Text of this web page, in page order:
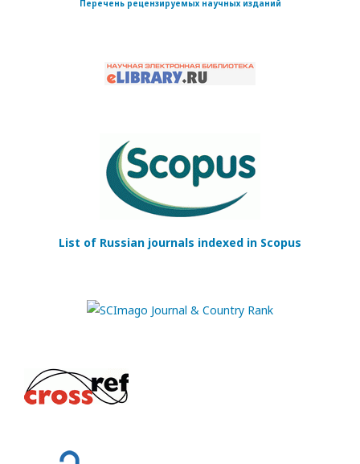
Перечень рецензируемых научных изданий
List of Russian journals indexed in Scopus